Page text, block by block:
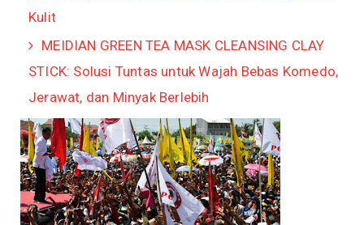
Kulit
MEIDIAN GREEN TEA MASK CLEANSING CLAY
STICK: Solusi Tuntas untuk Wajah Bebas Komedo,
Jerawat, dan Minyak Berlebih